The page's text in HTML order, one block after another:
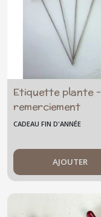
Etiquette plante -
remerciement
maîtresse -
Nounou - Cadeau
de fin d'année
CADEAU FIN D'ANNÉE
AJOUTER